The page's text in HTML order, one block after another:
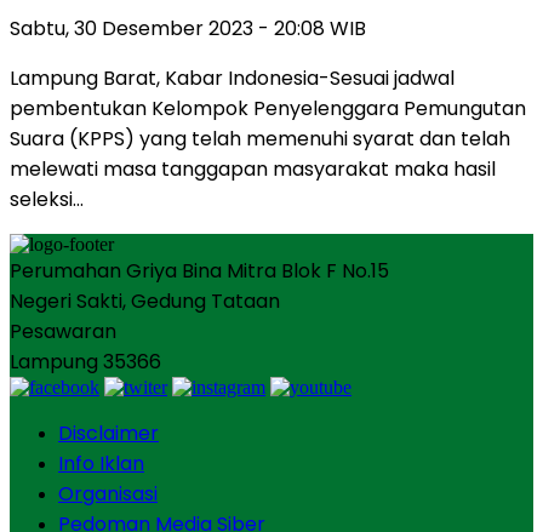
Sabtu, 30 Desember 2023 - 20:08 WIB
Lampung Barat, Kabar Indonesia-Sesuai jadwal
pembentukan Kelompok Penyelenggara Pemungutan
Suara (KPPS) yang telah memenuhi syarat dan telah
melewati masa tanggapan masyarakat maka hasil
seleksi…
Perumahan Griya Bina Mitra Blok F No.15
Negeri Sakti, Gedung Tataan
Pesawaran
Lampung 35366
Disclaimer
Info Iklan
Organisasi
Pedoman Media Siber